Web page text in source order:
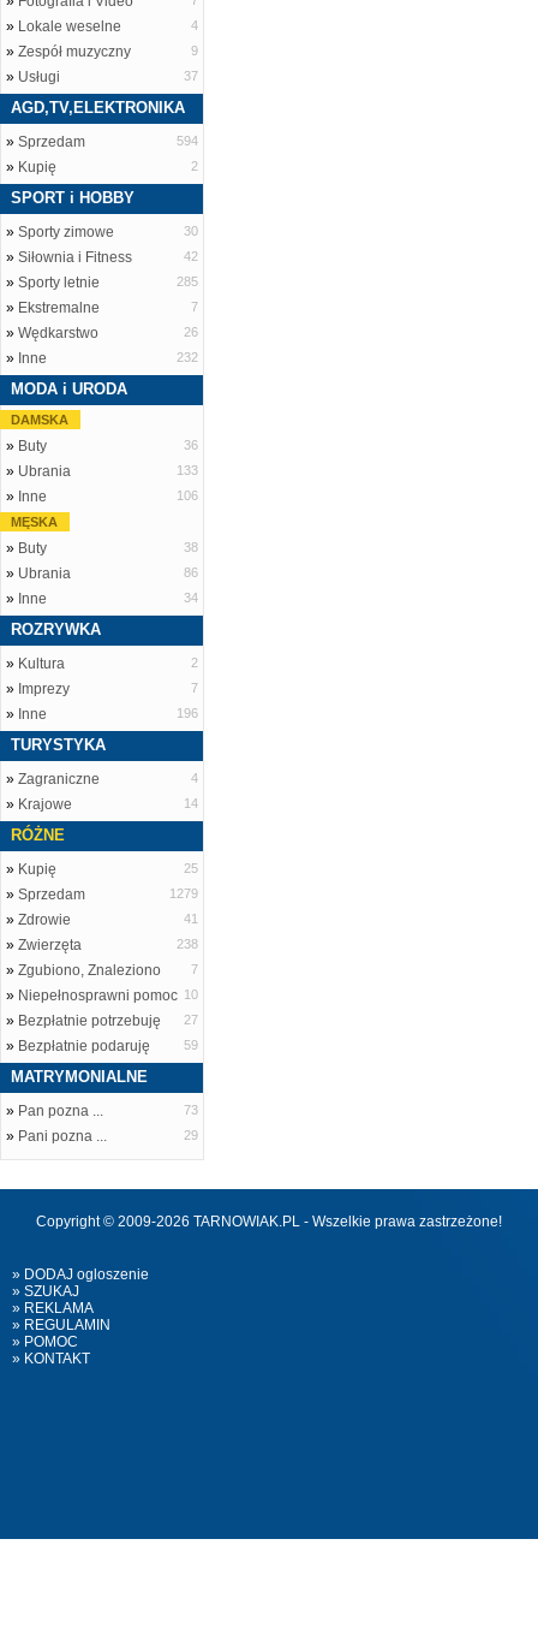
» Lokale weselne 4
» Zespół muzyczny 9
» Usługi 37
AGD,TV,ELEKTRONIKA
» Sprzedam 594
» Kupię 2
SPORT i HOBBY
» Sporty zimowe 30
» Siłownia i Fitness 42
» Sporty letnie 285
» Ekstremalne 7
» Wędkarstwo 26
» Inne 232
MODA i URODA
DAMSKA
» Buty 36
» Ubrania 133
» Inne
106
MĘSKA
» Buty 38
» Ubrania 86
» Inne 34
ROZRYWKA
» Kultura 2
» Imprezy 7
» Inne 196
TURYSTYKA
» Zagraniczne 4
» Krajowe 14
RÓŻNE
» Kupię 25
» Sprzedam 1279
» Zdrowie 41
» Zwierzęta 238
» Zgubiono, Znaleziono 7
» Niepełnosprawni pomoc 10
» Bezpłatnie potrzebuję 27
» Bezpłatnie podaruję 59
MATRYMONIALNE
» Pan pozna ... 73
» Pani pozna ... 29
Copyright © 2009-2026 TARNOWIAK.PL - Wszelkie prawa zastrzeżone!
» DODAJ ogloszenie
» SZUKAJ
» REKLAMA
» REGULAMIN
» POMOC
» KONTAKT